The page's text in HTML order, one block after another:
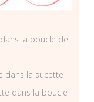
la boucle de
dans la sucette
dans la boucle